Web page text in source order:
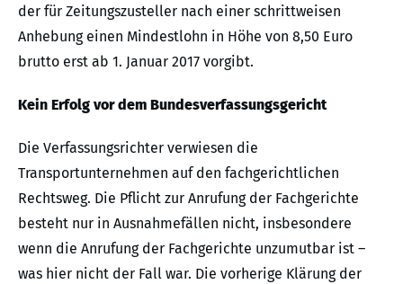
der für Zeitungszusteller nach einer schrittweisen
Anhebung einen Mindestlohn in Höhe von 8,50 Euro
brutto erst ab 1. Januar 2017 vorgibt.
Kein Erfolg vor dem Bundesverfassungsgericht
Die Verfassungsrichter verwiesen die
Transportunternehmen auf den fachgerichtlichen
Rechtsweg. Die Pflicht zur Anrufung der Fachgerichte
besteht nur in Ausnahmefällen nicht, insbesondere
wenn die Anrufung der Fachgerichte unzumutbar ist –
was hier nicht der Fall war. Die vorherige Klärung der